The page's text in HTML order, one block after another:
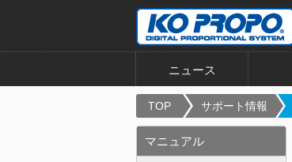
ニュース
TOP サポート情報
マニュアル